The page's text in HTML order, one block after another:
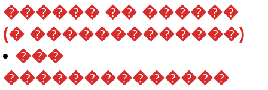
������ �� ������
(� �������������)
���
��������������